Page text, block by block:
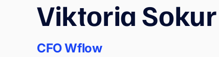
Viktoria Sokur
CFO Wflow